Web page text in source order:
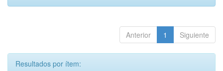
Anterior 1 Siguiente
Resultados por ítem: